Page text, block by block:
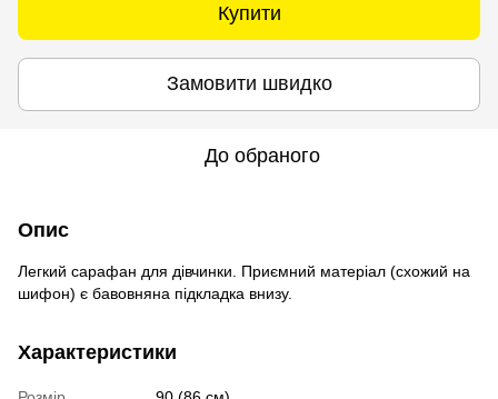
Купити
Замовити швидко
До обраного
Опис
Легкий сарафан для дівчинки. Приємний матеріал (схожий на
шифон) є бавовняна підкладка внизу.
Характеристики